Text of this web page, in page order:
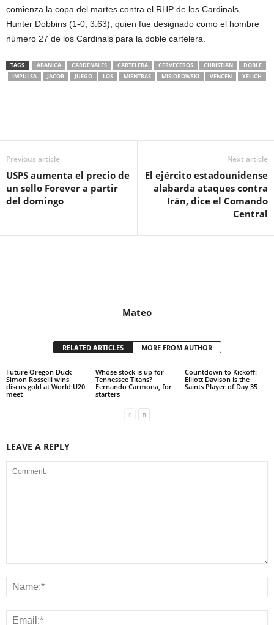
comienza la copa del martes contra el RHP de los Cardinals,
Hunter Dobbins (1-0, 3.63), quien fue designado como el hombre
número 27 de los Cardinals para la doble cartelera.
TAGS ABANICA CARDENALES CARTELERA CERVECEROS CHRISTIAN
DOBLE
IMPULSA
JACOB JUEGO LOS MIENTRAS MISIOROWSKI VENCEN YELICH
Previous article
USPS aumenta el precio de
un sello Forever a partir
del domingo
Next article
El ejército estadounidense
alabarda ataques contra
Irán, dice el Comando
Central
Mateo
RELATED ARTICLES MORE FROM AUTHOR
Future Oregon Duck
Simon Rosselli wins
discus gold at World U20
meet
Whose stock is up for
Tennessee Titans?
Fernando Carmona, for
starters
Countdown to Kickoff:
Elliott Davison is the
Saints Player of Day 35
LEAVE A REPLY